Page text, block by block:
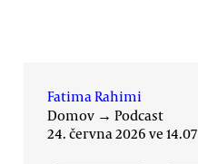
Fatima Rahimi
Domov → Podcast
24. června 2026 ve 14.07